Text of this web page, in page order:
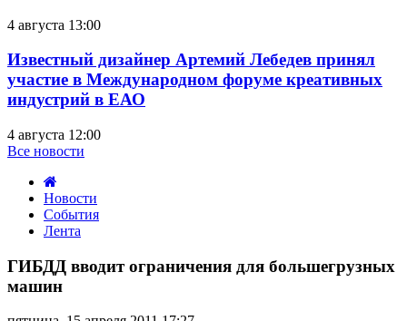
4 августа 13:00
Известный дизайнер Артемий Лебедев принял
участие в Международном форуме креативных
индустрий в ЕАО
4 августа 12:00
Все новости
Новости
События
Лента
вводит
ограничения
для
ГИБДД вводит ограничения для большегрузных
машин